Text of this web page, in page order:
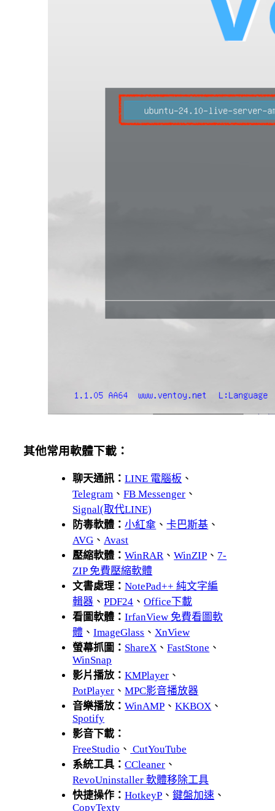
其他常用軟體下載：
聊天通訊：LINE 電腦板 、
Telegram 、FB Messenger 、
Signal(取代LINE)
防毒軟體：小紅傘 、卡巴斯基 、
AVG 、 Avast
壓縮軟體：WinRAR 、WinZIP 、 7-
ZIP 免費壓縮軟體
文書處理：NotePad++ 純文字編
輯器 、PDF24 、Office下載
看圖軟體：IrfanView 免費看圖軟
體 、ImageGlass 、 XnView
螢幕抓圖： ShareX 、FastStone 、
WinSnap
影片播放：KMPlayer 、
PotPlayer 、MPC影音播放器
音樂播放：WinAMP 、KKBOX 、
Spotify
影音下載：
FreeStudio 、 CutYouTube
系統工具：CCleaner 、
RevoUninstaller 軟體移除工具
快捷操作：HotkeyP 、鍵盤加速 、
CopyTexty